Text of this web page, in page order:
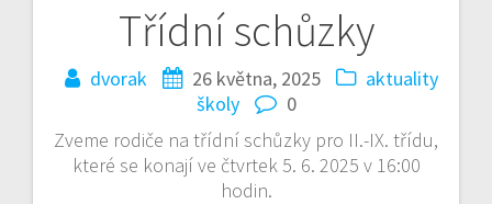
Třídní schůzky
dvorak 26 května, 2025
aktuality
školy
0
Zveme rodiče na třídní schůzky pro II.-IX. třídu,
které se konají ve čtvrtek 5. 6. 2025 v 16:00
hodin.
Navigace
pro
příspěvek